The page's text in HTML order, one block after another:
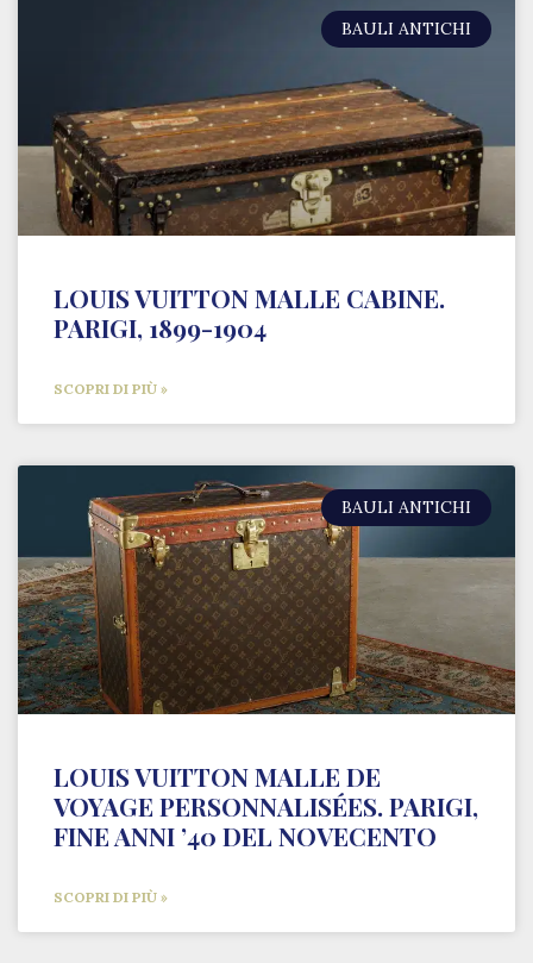
BAULI ANTICHI
LOUIS VUITTON MALLE CABINE.
PARIGI, 1899-1904
SCOPRI DI PIÙ »
BAULI ANTICHI
LOUIS VUITTON MALLE DE
VOYAGE PERSONNALISÉES. PARIGI,
FINE ANNI ’40 DEL NOVECENTO
SCOPRI DI PIÙ »